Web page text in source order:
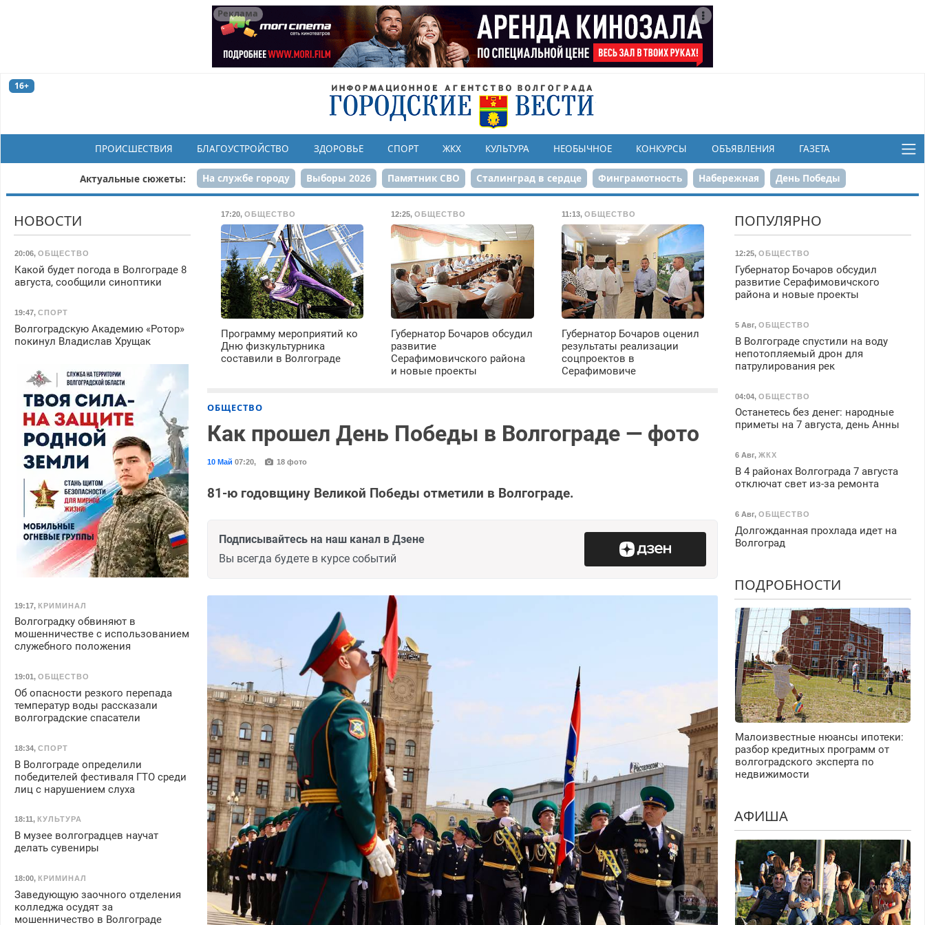
Реклама
16+
ПРОИСШЕСТВИЯ БЛАГОУСТРОЙСТВО ЗДОРОВЬЕ СПОРТ ЖКХ КУЛЬТУРА НЕОБЫЧНОЕ КОНКУРСЫ ОБЪЯВЛЕНИЯ ГАЗЕТА
Актуальные сюжеты: На службе городу Выборы 2026 Памятник СВО Сталинград в сердце Финграмотность Набережная День Победы
Реконструкция ЦПКиО 80-летие Победы Парк Героев-летчиков
17:20,ОБЩЕСТВО
Программу мероприятий ко
Дню физкультурника
составили в Волгограде
12:25,ОБЩЕСТВО
Губернатор Бочаров обсудил
развитие
Серафимовичского района
и новые проекты
11:13, ОБЩЕСТВО
Губернатор Бочаров оценил
результаты реализации
соцпроектов в
Серафимовиче
ОБЩЕСТВО
Как прошел День Победы в Волгограде — фото
10 Май 07:20, 18 фото
81-ю годовщину Великой Победы отметили в Волгограде.
Подписывайтесь на наш канал в Дзене
Вы всегда будете в курсе событий
НОВОСТИ
20:06, ОБЩЕСТВО
Какой будет погода в Волгограде 8
августа, сообщили синоптики
19:47, СПОРТ
Волгоградскую Академию «Ротор»
покинул Владислав Хрущак
19:17, КРИМИНАЛ
Волгоградку обвиняют в
мошенничестве с использованием
служебного положения
19:01, ОБЩЕСТВО
Об опасности резкого перепада
температур воды рассказали
волгоградские спасатели
18:34, СПОРТ
В Волгограде определили
победителей фестиваля ГТО среди
лиц с нарушением слуха
18:11 , КУЛЬТУРА
В музее волгоградцев научат
делать сувениры
18:00, КРИМИНАЛ
Заведующую заочного отделения
колледжа осудят за
мошенничество в Волгограде
ПОПУЛЯРНО
12:25, ОБЩЕСТВО
Губернатор Бочаров обсудил
развитие Серафимовичского
района и новые проекты
5 Авг, ОБЩЕСТВО
В Волгограде спустили на воду
непотопляемый дрон для
патрулирования рек
04:04, ОБЩЕСТВО
Останетесь без денег: народные
приметы на 7 августа, день Анны
6 Авг, ЖКХ
В 4 районах Волгограда 7 августа
отключат свет из-за ремонта
6 Авг, ОБЩЕСТВО
Долгожданная прохлада идет на
Волгоград
ПОДРОБНОСТИ
Малоизвестные нюансы ипотеки:
разбор кредитных программ от
волгоградского эксперта по
недвижимости
АФИША